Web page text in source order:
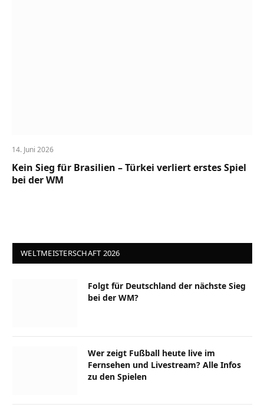
14. Juni 2026
Kein Sieg für Brasilien – Türkei verliert erstes Spiel
bei der WM
WELTMEISTERSCHAFT 2026
Folgt für Deutschland der nächste Sieg
bei der WM?
Wer zeigt Fußball heute live im
Fernsehen und Livestream? Alle Infos
zu den Spielen